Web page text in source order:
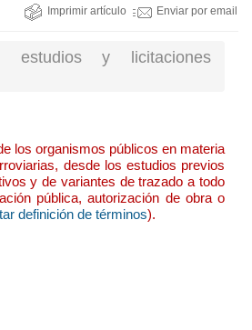
Imprimir artículo Enviar por email
estudios y licitaciones
los organismos públicos en materia
desde los estudios previos
y de variantes de trazado a todo
pública, autorización de obra o
definición de términos).